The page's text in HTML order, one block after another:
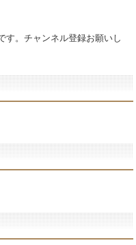
す。チャンネル登録お願いし